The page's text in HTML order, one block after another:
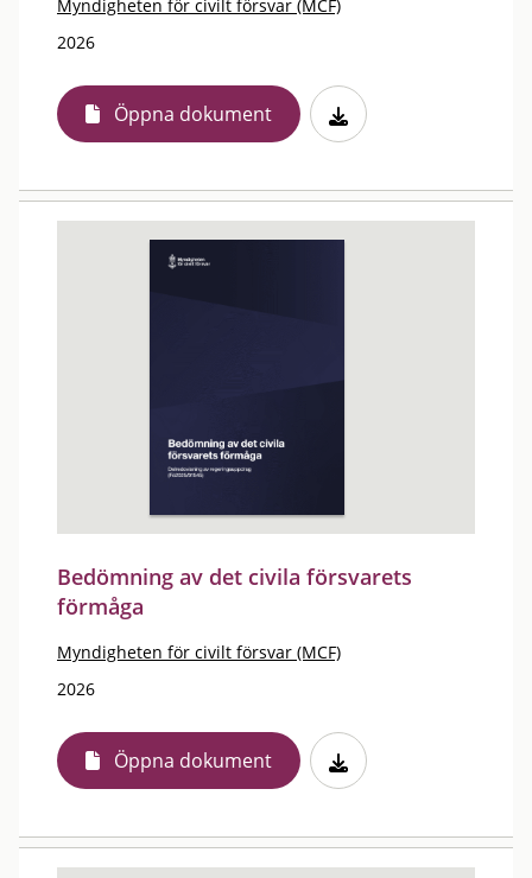
Myndigheten för civilt försvar (MCF)
2026
Öppna dokument
Bedömning av det civila försvarets
förmåga
Myndigheten för civilt försvar (MCF)
2026
Öppna dokument